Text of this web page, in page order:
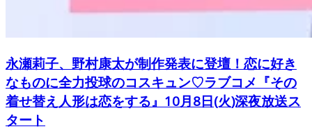
永瀬莉子、野村康太が制作発表に登壇！恋に好き
なものに全力投球のコスキュン♡ラブコメ『その
着せ替え人形は恋をする』10月8日(火)深夜放送ス
タート